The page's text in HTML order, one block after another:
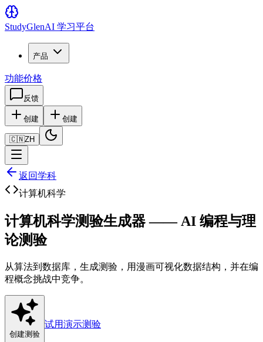
StudyGlenAI 学习平台
产品
功能价格
反馈
创建 创建
🇨🇳ZH
返回学科
计算机科学
计算机科学测验生成器 —— AI 编程与理
论测验
从算法到数据库，生成测验，用漫画可视化数据结构，并在编
程概念挑战中竞争。
创建测验
试用演示测验